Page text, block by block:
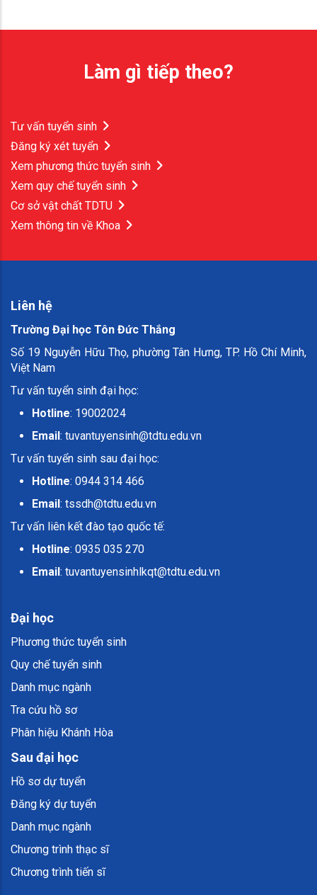
Làm gì tiếp theo?
Tư vấn tuyển sinh
Đăng ký xét tuyển
Xem phương thức tuyển sinh
Xem quy chế tuyển sinh
Cơ sở vật chất TDTU
Xem thông tin về Khoa
Liên hệ
Trường Đại học Tôn Đức Thắng
Số 19 Nguyễn Hữu Thọ, phường Tân Hưng, TP. Hồ Chí Minh,
Việt Nam
Tư vấn tuyển sinh đại học:
Hotline: 19002024
Email: tuvantuyensinh@tdtu.edu.vn
Tư vấn tuyển sinh sau đại học:
Hotline: 0944 314 466
Email: tssdh@tdtu.edu.vn
Tư vấn liên kết đào tạo quốc tế:
Hotline: 0935 035 270
Email: tuvantuyensinhlkqt@tdtu.edu.vn
Đại học
Phương thức tuyển sinh
Quy chế tuyển sinh
Danh mục ngành
Tra cứu hồ sơ
Phân hiệu Khánh Hòa
Sau đại học
Hồ sơ dự tuyển
Đăng ký dự tuyển
Danh mục ngành
Chương trình thạc sĩ
Chương trình tiến sĩ